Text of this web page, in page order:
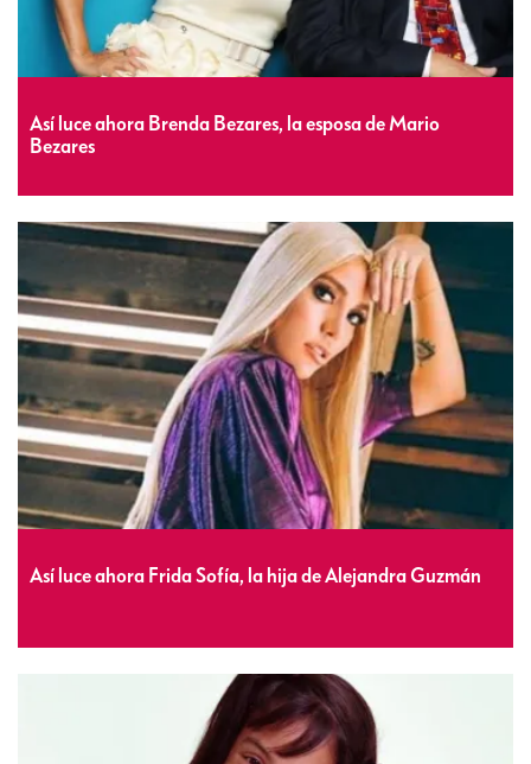
Así luce ahora Brenda Bezares, la esposa de Mario
Bezares
Así luce ahora Frida Sofía, la hija de Alejandra Guzmán